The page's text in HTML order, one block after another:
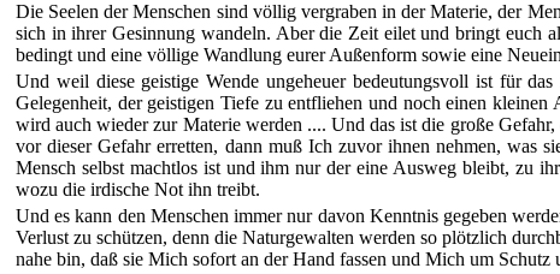
Die Seelen der Menschen sind völlig vergraben in der Materie, der
sich in ihrer Gesinnung wandeln. Aber die Zeit eilet und bringt euch
bedingt und eine völlige Wandlung eurer Außenform sowie eine
Und weil diese geistige Wende ungeheuer bedeutungsvoll ist für
Gelegenheit, der geistigen Tiefe zu entfliehen und noch einen
wird auch wieder zur Materie werden .... Und das ist die große
vor dieser Gefahr erretten, dann muß Ich zuvor ihnen nehmen, was
Mensch selbst machtlos ist und ihm nur der eine Ausweg bleibt, zu
wozu die irdische Not ihn treibt.
Und es kann den Menschen immer nur davon Kenntnis gegeben
Verlust zu schützen, denn die Naturgewalten werden so plötzlich
nahe bin, daß sie Mich sofort an der Hand fassen und Mich um Schutz